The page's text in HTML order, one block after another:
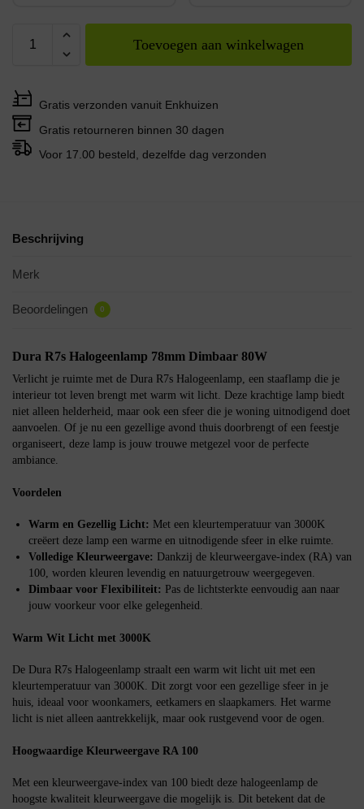
Toevoegen aan winkelwagen
Gratis verzonden vanuit Enkhuizen
Gratis retourneren binnen 30 dagen
Voor 17.00 besteld, dezelfde dag verzonden
Beschrijving
Merk
Beoordelingen 0
Dura R7s Halogeenlamp 78mm Dimbaar 80W
Verlicht je ruimte met de Dura R7s Halogeenlamp, een staaflamp die je
interieur tot leven brengt met warm wit licht. Deze krachtige lamp biedt
niet alleen helderheid, maar ook een sfeer die je woning uitnodigend doet
aanvoelen. Of je nu een gezellige avond thuis doorbrengt of een feestje
organiseert, deze lamp is jouw trouwe metgezel voor de perfecte
ambiance.
Voordelen
Warm en Gezellig Licht: Met een kleurtemperatuur van 3000K
creëert deze lamp een warme en uitnodigende sfeer in elke ruimte.
Volledige Kleurweergave: Dankzij de kleurweergave-index (RA) van
100, worden kleuren levendig en natuurgetrouw weergegeven.
Dimbaar voor Flexibiliteit: Pas de lichtsterkte eenvoudig aan naar
jouw voorkeur voor elke gelegenheid.
Warm Wit Licht met 3000K
De Dura R7s Halogeenlamp straalt een warm wit licht uit met een
kleurtemperatuur van 3000K. Dit zorgt voor een gezellige sfeer in je
huis, ideaal voor woonkamers, eetkamers en slaapkamers. Het warme
licht is niet alleen aantrekkelijk, maar ook rustgevend voor de ogen.
Hoogwaardige Kleurweergave RA 100
Met een kleurweergave-index van 100 biedt deze halogeenlamp de
hoogste kwaliteit kleurweergave die mogelijk is. Dit betekent dat de